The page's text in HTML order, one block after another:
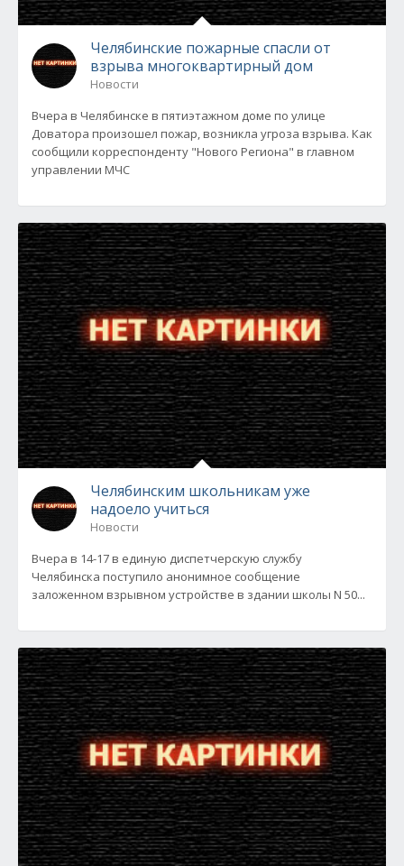
Челябинские пожарные спасли от
взрыва многоквартирный дом
Новости
Вчера в Челябинске в пятиэтажном доме по улице
Доватора произошел пожар, возникла угроза взрыва. Как
сообщили корреспонденту "Нового Региона" в главном
управлении МЧС
Челябинским школьникам уже
надоело учиться
Новости
Вчера в 14-17 в единую диспетчерскую службу
Челябинска поступило анонимное сообщение
заложенном взрывном устройстве в здании школы N 50...